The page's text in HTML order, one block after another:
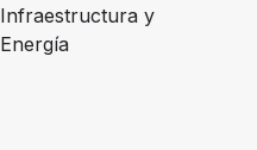
Infraestructura y
Energía